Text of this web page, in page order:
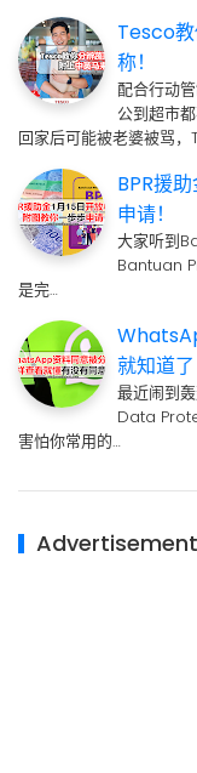
Tesco教
称！
配合行动
公到超市
回家后可能被老婆被骂
BPR援
申请！
大家听到
Bantuan
是完…
就知道了
最近闹到
Data
害怕你常用的…
Advertisement